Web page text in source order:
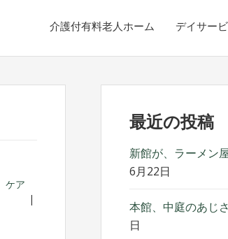
介護付有料老人ホーム デイサー
ケア
最近の投稿
新館が、ラーメン
6月22日
本館、中庭のあじ
日